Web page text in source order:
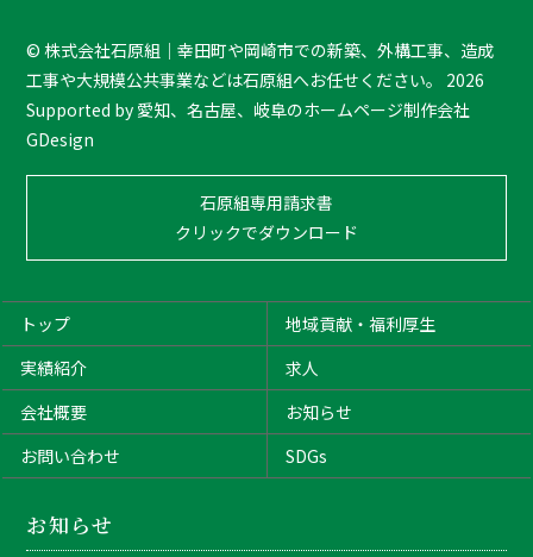
o
p
©株式会社石原組｜幸田町や岡崎市での新築、外構工事、造成
工事や大規模公共事業などは石原組へお任せください。
2026
Supported by 愛知、名古屋、岐阜のホームページ制作会社
GDesign
石原組専用請求書
クリックでダウンロード
トップ
地域貢献・福利厚生
実績紹介
求人
会社概要
お知らせ
お問い合わせ
SDGs
お知らせ